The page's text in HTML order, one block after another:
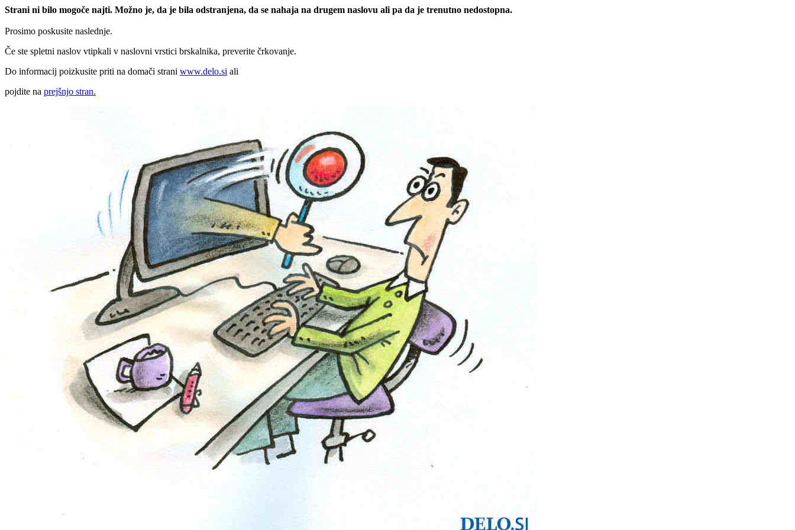
Strani ni bilo mogoče najti. Možno je, da je bila odstranjena, da se nahaja na drugem naslovu ali pa da je trenutno nedostopna.
Prosimo poskusite naslednje.
Če ste spletni naslov vtipkali v naslovni vrstici brskalnika, preverite črkovanje.
Do informacij poizkusite priti na domači strani www.delo.si ali
pojdite na prejšnjo stran.